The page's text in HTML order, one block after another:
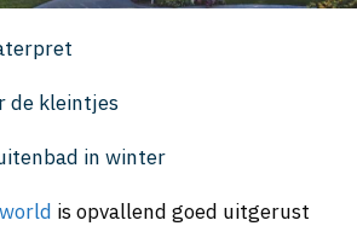
de kleintjes
in winter
is opvallend goed uitgerust